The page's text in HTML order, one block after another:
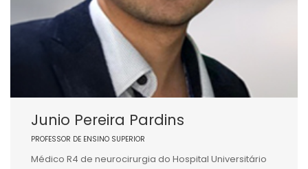
Junio Pereira Pardins
PROFESSOR DE ENSINO SUPERIOR
Médico R4 de neurocirurgia do Hospital Universitário